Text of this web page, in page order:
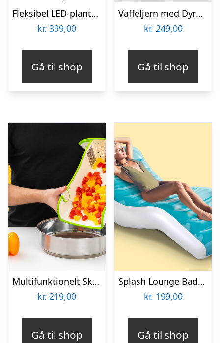
Fleksibel LED-plantelampe – KitchPro
kr. 399,00
Gå til shop
Vaffeljern med Dyremotiv – KitchPro
kr. 249,00
Gå til shop
Multifunktionelt Skærebræt – KitchPro
kr. 219,00
Gå til shop
Splash Lounge Bademadras – Intex
kr. 199,00
Gå til shop